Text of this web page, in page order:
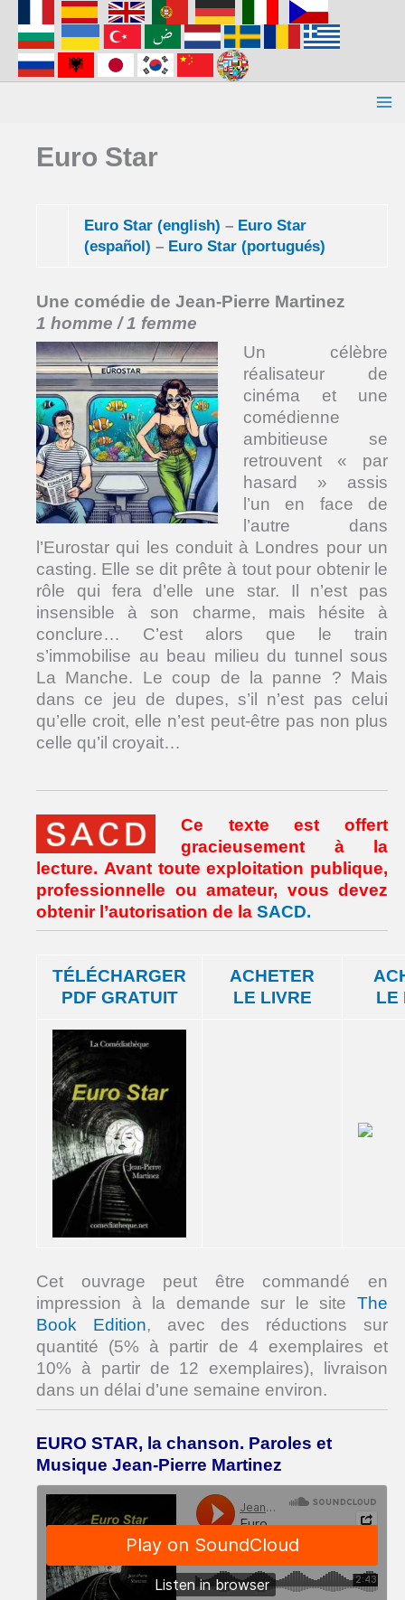
contenu
Euro Star
Euro Star (english) – Euro Star
(español) – Euro Star (portugués)
Une comédie de Jean-Pierre Martinez
1 homme / 1 femme
Un célèbre
réalisateur de
cinéma et une
comédienne
ambitieuse se
retrouvent « par
hasard » assis
l’un en face de
l’autre dans
l’Eurostar qui les conduit à Londres pour un
casting. Elle se dit prête à tout pour obtenir le
rôle qui fera d’elle une star. Il n’est pas
insensible à son charme, mais hésite à
conclure… C’est alors que le train
s’immobilise au beau milieu du tunnel sous
La Manche. Le coup de la panne ? Mais
dans ce jeu de dupes, s’il n’est pas celui
qu’elle croit, elle n’est peut-être pas non plus
celle qu’il croyait…
Ce texte est offert
gracieusement à la
lecture. Avant toute exploitation publique,
professionnelle ou amateur, vous devez
obtenir l’autorisation de la SACD.
TÉLÉCHARGER
PDF GRATUIT
ACHETER
LE LIVRE
LE
Cet ouvrage peut être commandé en
impression à la demande sur le site The
Book Edition, avec des réductions sur
quantité (5% à partir de 4 exemplaires et
10% à partir de 12 exemplaires), livraison
dans un délai d’une semaine environ.
EURO STAR, la chanson. Paroles et
Musique Jean-Pierre Martinez